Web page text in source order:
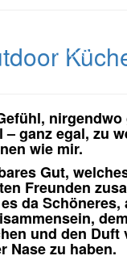
ganz egal, zu
wie mir.
Gut,
Freunden
da Schöneres,
und den Duft
Nase zu haben.